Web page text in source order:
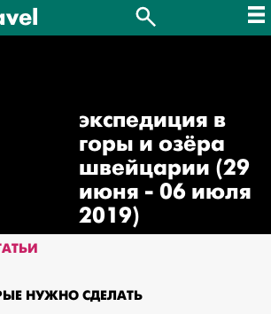
экспедиция в
горы и озёра
швейцарии (29
июня - 06 июля
2019)
НУЖНО СДЕЛАТЬ